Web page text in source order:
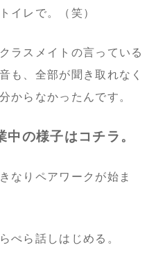
トイレで。（笑）
ラスメイトの言っている
も、全部が聞き取れなく
からなかったんです。
の様子はコチラ。
なりペアワークが始ま
ぺら話しはじめる。